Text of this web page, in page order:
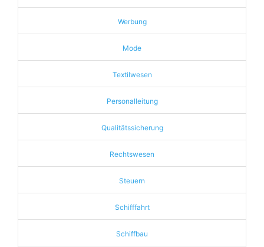
Werbung
Mode
Textilwesen
Personalleitung
Qualitätssicherung
Rechtswesen
Steuern
Schifffahrt
Schiffbau